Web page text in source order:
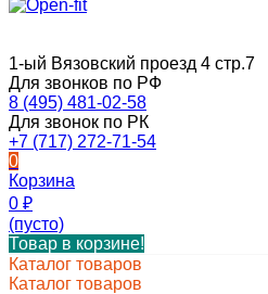
1-ый Вязовский проезд 4 стр.7
Для звонков по РФ
8 (495) 481-02-58
Для звонок по РК
+7 (717) 272-71-54
0
Корзина
0 ₽
(пусто)
Товар в корзине!
Каталог товаров
Каталог товаров